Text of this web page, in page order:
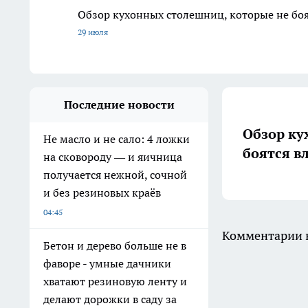
Обзор кухонных столешниц, которые не
29 июля
Последние новости
Не масло и не сало: 4 ложки
на сковороду — и яичница
получается нежной, сочной
и без резиновых краёв
04:45
Бетон и дерево больше не в
фаворе - умные дачники
хватают резиновую ленту и
делают дорожки в саду за
Обзор
боятся
Комментарии